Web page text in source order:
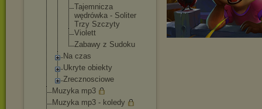
Tajemnicza
wędrówka - Soliter
Trzy Szczyty
Violett
Zabawy z Sudoku
Na czas
Ukryte obiekty
Zrecznosciowe
Muzyka mp3
Muzyka mp3 - koledy